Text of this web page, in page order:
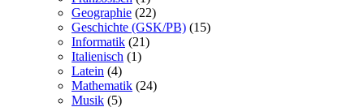
Geographie (22)
Geschichte (GSK/PB) (15)
Informatik (21)
Italienisch (1)
Latein (4)
Mathematik (24)
Musik (5)